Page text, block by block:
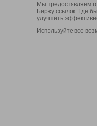
Мы предоставляем
Биржу ссылок. Где
улучшить
Используйте все